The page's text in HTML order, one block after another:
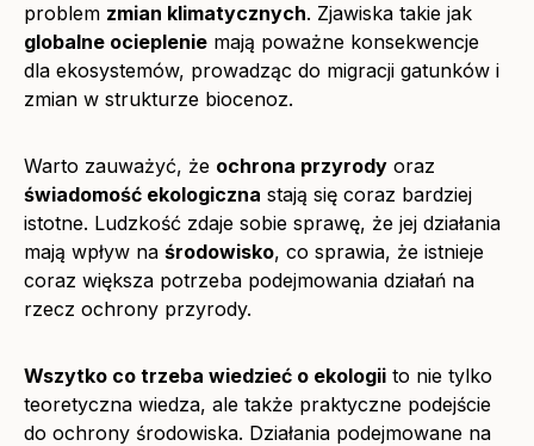
problem zmian klimatycznych. Zjawiska takie jak
globalne ocieplenie mają poważne konsekwencje
dla ekosystemów, prowadząc do migracji gatunków i
zmian w strukturze biocenoz.
Warto zauważyć, że ochrona przyrody oraz
świadomość ekologiczna stają się coraz bardziej
istotne. Ludzkość zdaje sobie sprawę, że jej działania
mają wpływ na środowisko, co sprawia, że istnieje
coraz większa potrzeba podejmowania działań na
rzecz ochrony przyrody.
Wszytko co trzeba wiedzieć o ekologii to nie tylko
teoretyczna wiedza, ale także praktyczne podejście
do ochrony środowiska. Działania podejmowane na